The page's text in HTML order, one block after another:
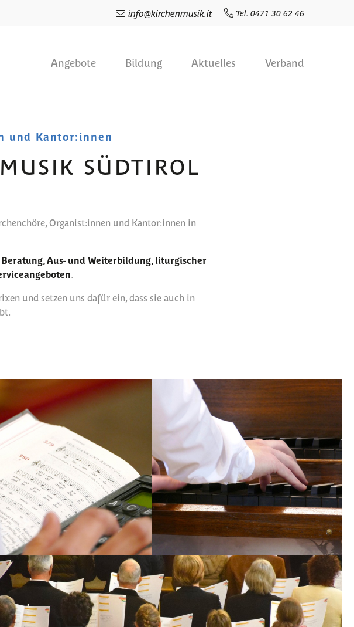
info@kirchenmusik.it Tel. 0471 30 62 46
Angebote Bildung Aktuelles Verband
und Kantor:innen
SÜDTIROL
Organist:innen und Kantor:innen in
Beratung, Aus- und Weiterbildung, liturgischer
.
und setzen uns dafür ein, dass sie auch in